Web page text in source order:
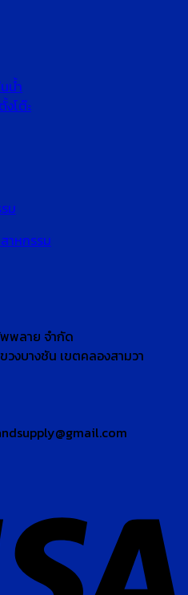
น้ำ
โต๊ะ
ม
าหกรรม
พลาย จำกัด
งบางชัน เขตคลองสามวา